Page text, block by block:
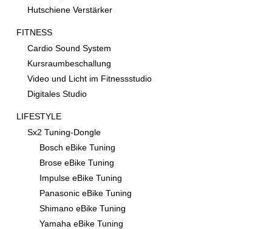
Hutschiene Verstärker
FITNESS
Cardio Sound System
Kursraumbeschallung
Video und Licht im Fitnessstudio
Digitales Studio
LIFESTYLE
Sx2 Tuning-Dongle
Bosch eBike Tuning
Brose eBike Tuning
Impulse eBike Tuning
Panasonic eBike Tuning
Shimano eBike Tuning
Yamaha eBike Tuning